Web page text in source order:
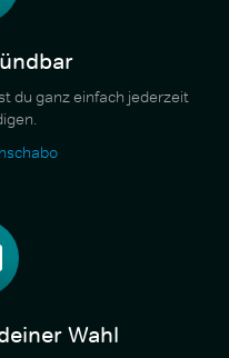
du ganz einfach jederzeit
Wahl